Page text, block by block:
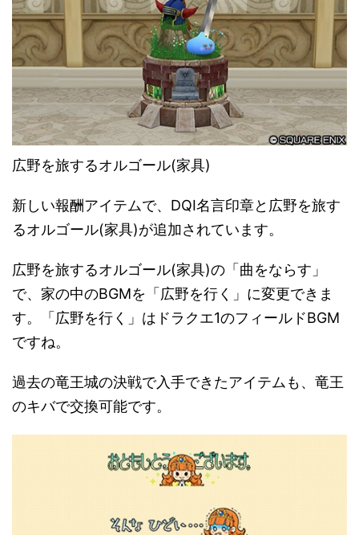
広野を旅するオルゴール(家具)
新しい報酬アイテムで、DQⅠ名言印章と広野を旅す
るオルゴール(家具)が追加されています。
広野を旅するオルゴール(家具)の「曲をならす」
で、家の中のBGMを「広野を行く」に変更できま
す。「広野を行く」はドラクエ1のフィールドBGM
ですね。
過去の竜王城の決戦で入手できたアイテムも、竜王
のキバで交換可能です。